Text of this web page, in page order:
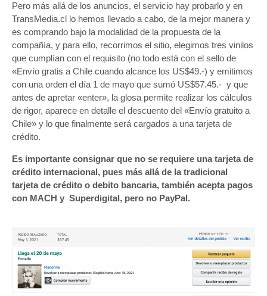
Pero más allá de los anuncios, el servicio hay probarlo y en
TransMedia.cl lo hemos llevado a cabo, de la mejor manera y
es comprando bajo la modalidad de la propuesta de la
compañía, y para ello, recorrimos el sitio, elegimos tres vinilos
que cumplían con el requisito (no todo está con el sello de
«Envío gratis a Chile cuando alcance los US$49.-) y emitimos
con una orden el día 1 de mayo que sumó US$57.45.- y que
antes de apretar «enter», la glosa permite realizar los cálculos
de rigor, aparece en detalle el descuento del «Envío gratuito a
Chile» y lo que finalmente será cargados a una tarjeta de
crédito.
Es importante consignar que no se requiere una tarjeta de
crédito internacional, pues más allá de la tradicional
tarjeta de crédito o debito bancaria, también acepta pagos
con MACH y Superdigital, pero no PayPal.